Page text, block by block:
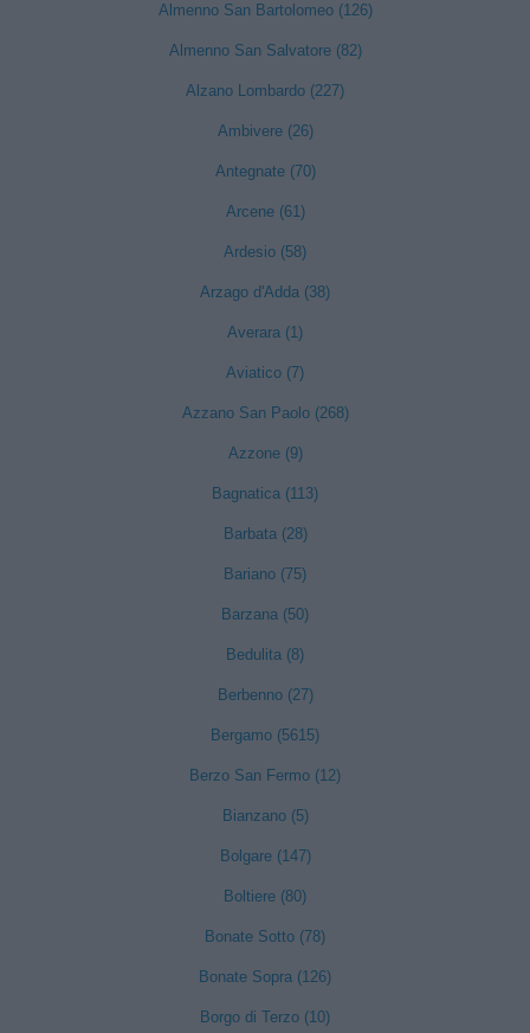
Almenno San Bartolomeo (126)
Almenno San Salvatore (82)
Alzano Lombardo (227)
Ambivere (26)
Antegnate (70)
Arcene (61)
Ardesio (58)
Arzago d'Adda (38)
Averara (1)
Aviatico (7)
Azzano San Paolo (268)
Azzone (9)
Bagnatica (113)
Barbata (28)
Bariano (75)
Barzana (50)
Bedulita (8)
Berbenno (27)
Bergamo (5615)
Berzo San Fermo (12)
Bianzano (5)
Bolgare (147)
Boltiere (80)
Bonate Sotto (78)
Bonate Sopra (126)
Borgo di Terzo (10)